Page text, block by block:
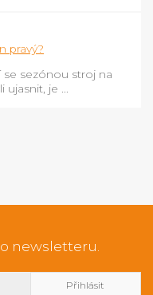
pravý?
se sezónou stroj na
je ...
newsletteru.